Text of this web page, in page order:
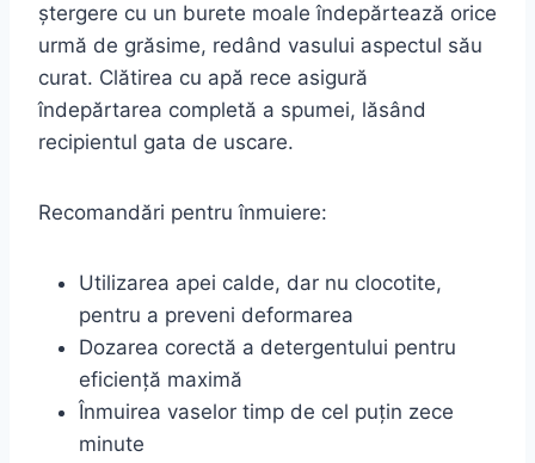
ștergere cu un burete moale îndepărtează orice
urmă de grăsime, redând vasului aspectul său
curat. Clătirea cu apă rece asigură
îndepărtarea completă a spumei, lăsând
recipientul gata de uscare.
Recomandări pentru înmuiere:
Utilizarea apei calde, dar nu clocotite,
pentru a preveni deformarea
Dozarea corectă a detergentului pentru
eficiență maximă
Înmuirea vaselor timp de cel puțin zece
minute